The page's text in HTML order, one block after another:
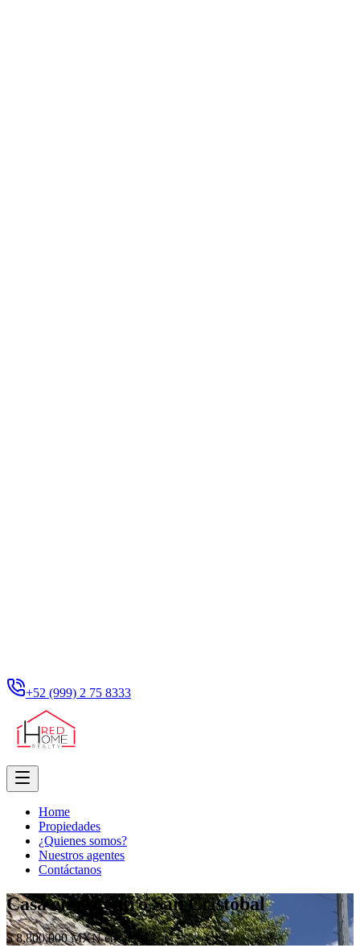
+52 (999) 2 75 8333
Home
Propiedades
¿Quienes somos?
Nuestros agentes
Contáctanos
Casa en el centro San Cristóbal
$ 8,800,000 MXN en Venta